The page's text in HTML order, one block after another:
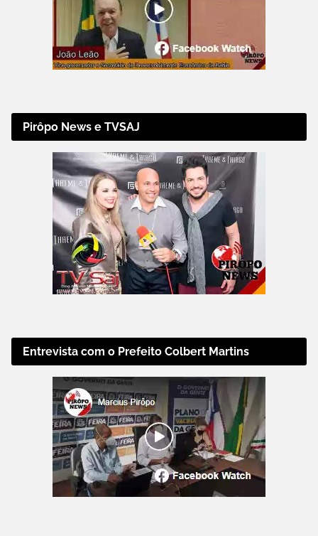
Pirôpo News e TVSAJ
Entrevista com o Prefeito Colbert Martins